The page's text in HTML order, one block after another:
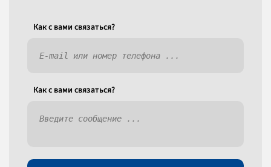
Как c вами связаться?
Как c вами связаться?